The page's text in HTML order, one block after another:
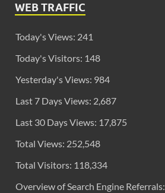
WEB TRAFFIC
Today's Views: 241
Today's Visitors: 148
Yesterday's Views: 984
Last 7 Days Views: 2,687
Last 30 Days Views: 17,875
Total Views: 252,548
Total Visitors: 118,334
Overview of Search Engine Referrals: